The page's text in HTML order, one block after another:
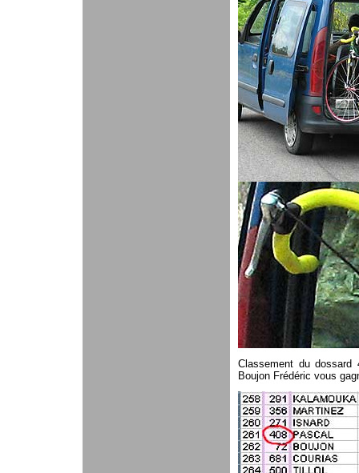
Classement du
Boujon Frédéric vous